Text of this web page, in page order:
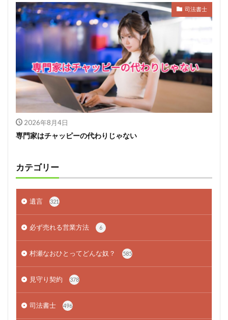
司法書士
2026年8月4日
専門家はチャッピーの代わりじゃない
カテゴリー
遺言 321
必ず売れる営業方法 6
村瀬なおひとってどんな奴？ 585
見守り契約 378
司法書士 496